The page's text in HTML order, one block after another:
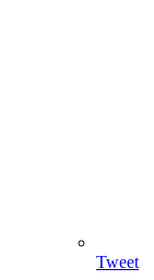
Tweet